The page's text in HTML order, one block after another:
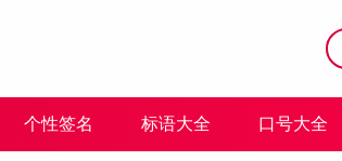
个性签名 标语大全 口号大全